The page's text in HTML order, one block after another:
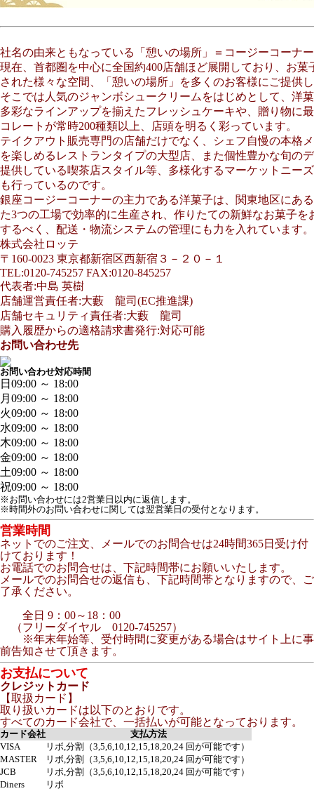
社名の由来ともなっている「憩いの場所」＝コージーコーナ
現在、首都圏を中心に全国約400店舗ほど展開しており、お菓
された様々な空間、「憩いの場所」を多くのお客様にご提供
そこでは人気のジャンボシュークリームをはじめとして、洋
多彩なラインアップを揃えたフレッシュケーキや、贈り物に
コレートが常時200種類以上、店頭を明るく彩っています。
テイクアウト販売専門の店舗だけでなく、シェフ自慢の本格
を楽しめるレストランタイプの大型店、また個性豊かな旬の
提供している喫茶店スタイル等、多様化するマーケットニー
も行っているのです。
銀座コージーコーナーの主力である洋菓子は、関東地区にあ
た3つの工場で効率的に生産され、作りたての新鮮なお菓子を
するべく、配送・物流システムの管理にも力を入れています。
株式会社ロッテ
〒160-0023 東京都新宿区西新宿３－２０－１
TEL:0120-745257 FAX:0120-845257
代表者:中島 英樹
店舗運営責任者:大藪 龍司(EC推進課)
店舗セキュリティ責任者:大藪 龍司
購入履歴からの適格請求書発行:対応可能
お問い合わせ先
お問い合わせ対応時間
日 09:00 ～ 18:00
月 09:00 ～ 18:00
火09:00 ～ 18:00
水09:00 ～ 18:00
木09:00 ～ 18:00
金09:00 ～ 18:00
土09:00 ～ 18:00
祝09:00 ～ 18:00
※お問い合わせには2営業日以内に返信します。
※時間外のお問い合わせに関しては翌営業日の受付となります。
営業時間
ネットでのご注文、メールでのお問合せは24時間365日受け付
けております！
お電話でのお問合せは、下記時間帯にお願いいたします。
メールでのお問合せの返信も、下記時間帯となりますので、ご
了承ください。
全日 9：00～18：00
（フリーダイヤル 0120-745257）
※年末年始等、受付時間に変更がある場合はサイト上に事
前告知させて頂きます。
お支払について
クレジットカード
【取扱カード】
取り扱いカードは以下のとおりです。
すべてのカード会社で、一括払いが可能となっております。
カード会社
支払方法
VISA
リボ,分割（3,5,6,10,12,15,18,20,24 回が可能です）
MASTER
リボ,分割（3,5,6,10,12,15,18,20,24 回が可能です）
JCB
リボ,分割（3,5,6,10,12,15,18,20,24 回が可能です）
Diners
リボ